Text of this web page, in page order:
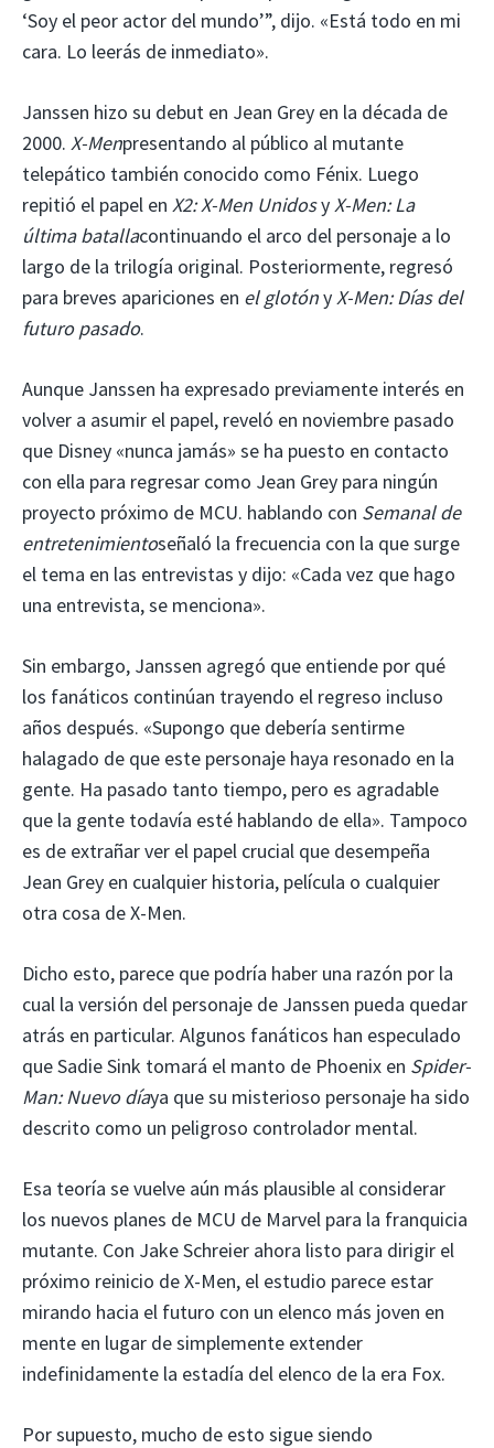
‘Soy el peor actor del mundo’”, dijo. «Está todo en mi
cara. Lo leerás de inmediato».
Janssen hizo su debut en Jean Grey en la década de
2000. X-Menpresentando al público al mutante
telepático también conocido como Fénix. Luego
repitió el papel en X2: X-Men UnidosyX-Men: La
última batallacontinuando el arco del personaje a lo
largo de la trilogía original. Posteriormente, regresó
para breves apariciones en el glotónyX-Men: Días del
futuro pasado.
Aunque Janssen ha expresado previamente interés en
volver a asumir el papel, reveló en noviembre pasado
que Disney «nunca jamás» se ha puesto en contacto
con ella para regresar como Jean Grey para ningún
proyecto próximo de MCU. hablando con Semanal de
entretenimientoseñaló la frecuencia con la que surge
el tema en las entrevistas y dijo: «Cada vez que hago
una entrevista, se menciona».
Sin embargo, Janssen agregó que entiende por qué
los fanáticos continúan trayendo el regreso incluso
años después. «Supongo que debería sentirme
halagado de que este personaje haya resonado en la
gente. Ha pasado tanto tiempo, pero es agradable
que la gente todavía esté hablando de ella». Tampoco
es de extrañar ver el papel crucial que desempeña
Jean Grey en cualquier historia, película o cualquier
otra cosa de X-Men.
Dicho esto, parece que podría haber una razón por la
cual la versión del personaje de Janssen pueda quedar
atrás en particular. Algunos fanáticos han especulado
que Sadie Sink tomará el manto de Phoenix en Spider-
Man: Nuevo díaya que su misterioso personaje ha sido
descrito como un peligroso controlador mental.
Esa teoría se vuelve aún más plausible al considerar
los nuevos planes de MCU de Marvel para la franquicia
mutante. Con Jake Schreier ahora listo para dirigir el
próximo reinicio de X-Men, el estudio parece estar
mirando hacia el futuro con un elenco más joven en
mente en lugar de simplemente extender
indefinidamente la estadía del elenco de la era Fox.
Por supuesto, mucho de esto sigue siendo